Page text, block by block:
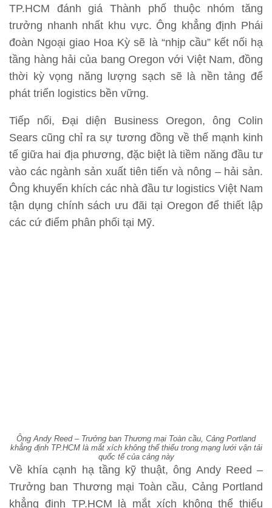
TP.HCM đánh giá Thành phố thuộc nhóm tăng
trưởng nhanh nhất khu vực. Ông khẳng định Phái
đoàn Ngoại giao Hoa Kỳ sẽ là “nhịp cầu” kết nối hạ
tầng hàng hải của bang Oregon với Việt Nam, đồng
thời kỳ vọng năng lượng sạch sẽ là nền tảng để
phát triển logistics bền vững.
Tiếp nối, Đại diện Business Oregon, ông Colin
Sears cũng chỉ ra sự tương đồng về thế mạnh kinh
tế giữa hai địa phương, đặc biệt là tiềm năng đầu tư
vào các ngành sản xuất tiên tiến và nông – hải sản.
Ông khuyến khích các nhà đầu tư logistics Việt Nam
tận dụng chính sách ưu đãi tại Oregon để thiết lập
các cứ điểm phân phối tại Mỹ.
Ông Andy Reed – Trưởng ban Thương mại Toàn cầu, Cảng Portland
khẳng định TP.HCM là mắt xích không thể thiếu trong mạng lưới vận tải
quốc tế của cảng này
Về khía cạnh hạ tầng kỹ thuật, ông Andy Reed –
Trưởng ban Thương mại Toàn cầu, Cảng Portland
khẳng định TP.HCM là mắt xích không thể thiếu